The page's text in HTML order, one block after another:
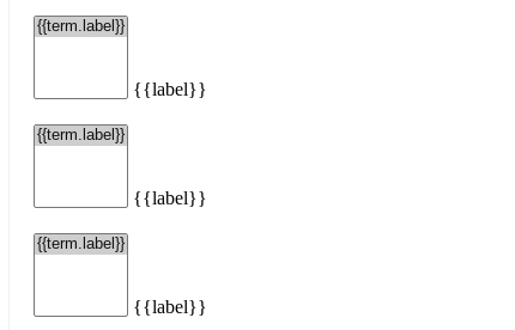
{{label}}
{{label}}
{{label}}